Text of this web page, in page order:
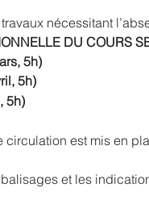
nécessitant
DU COURS
5h)
5h)
5h)
circulation est mis en
et les